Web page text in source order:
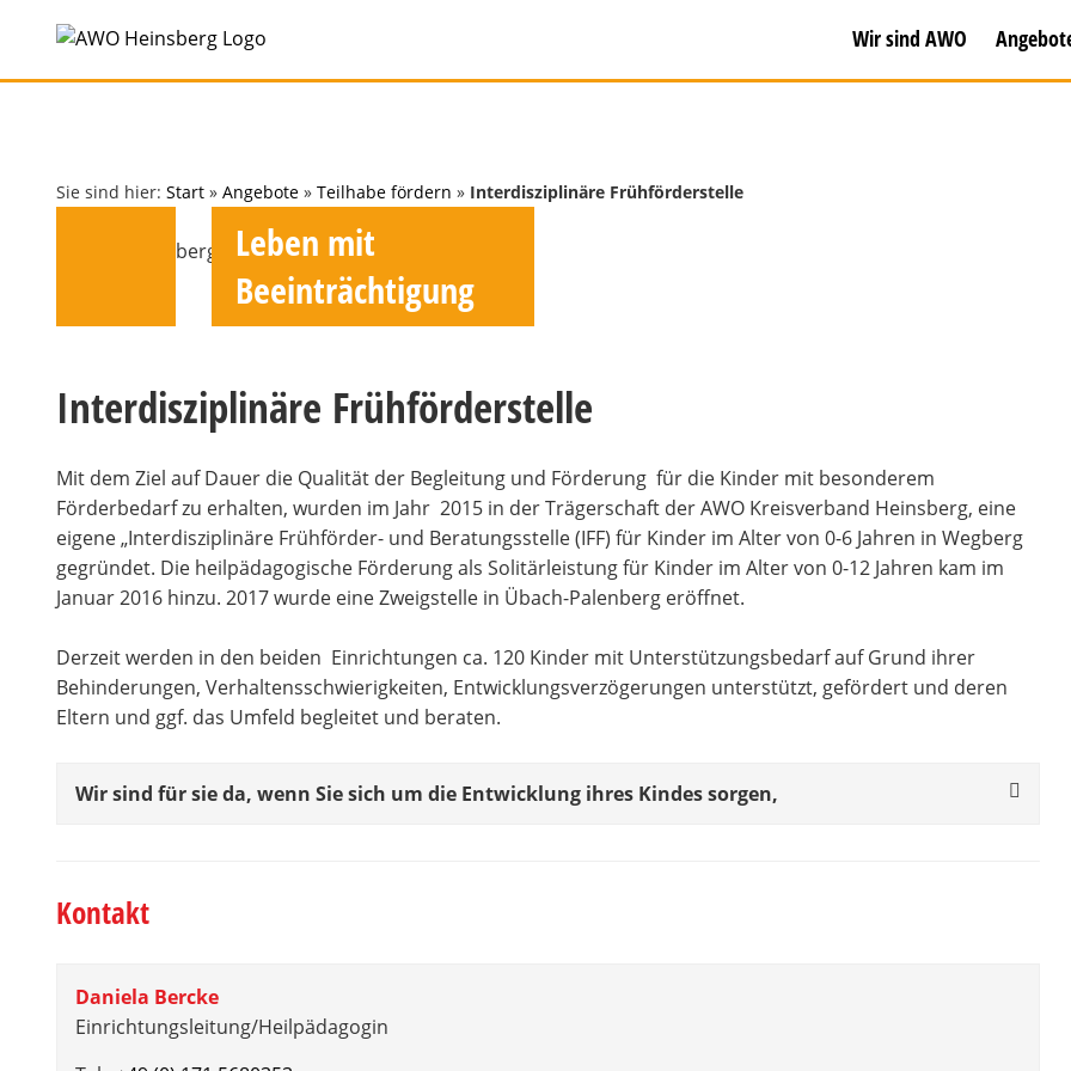
springen
Wir sind AWO
Sie sind hier: Start » Angebote » Teilhabe fördern » Interdisziplinäre Frühförderstelle
Leben mit
Beeinträchtigung
Interdisziplinäre Frühförderstelle
Mit dem Ziel auf Dauer die Qualität der Begleitung und Förderung für die Kinder mit besonderem
Förderbedarf zu erhalten, wurden im Jahr 2015 in der Trägerschaft der AWO Kreisverband Heinsberg, eine
eigene „Interdisziplinäre Frühförder- und Beratungsstelle (IFF) für Kinder im Alter von 0-6 Jahren in Wegberg
gegründet. Die heilpädagogische Förderung als Solitärleistung für Kinder im Alter von 0-12 Jahren kam im
Januar 2016 hinzu. 2017 wurde eine Zweigstelle in Übach-Palenberg eröffnet.
Derzeit werden in den beiden Einrichtungen ca. 120 Kinder mit Unterstützungsbedarf auf Grund ihrer
Behinderungen, Verhaltensschwierigkeiten, Entwicklungsverzögerungen unterstützt, gefördert und deren
Eltern und ggf. das Umfeld begleitet und beraten.
Wir sind für sie da, wenn Sie sich um die Entwicklung ihres Kindes sorgen,
Kontakt
Daniela Bercke
Einrichtungsleitung/Heilpädagogin